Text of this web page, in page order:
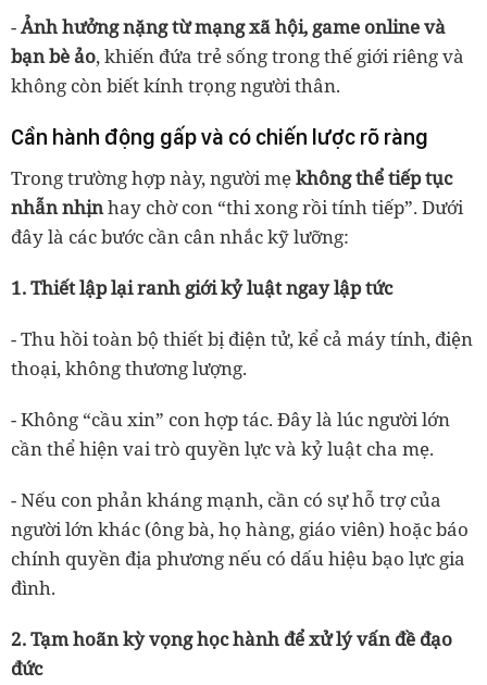
-Ảnh hưởng nặng từ mạng xã hội, game online và
bạn bè ảo, khiến đứa trẻ sống trong thế giới riêng và
không còn biết kính trọng người thân.
Cần hành động gấp và có chiến lược rõ ràng
Trong trường hợp này, người mẹkhông thể tiếp tục
nhẫn nhịnhay chờ con “thi xong rồi tính tiếp”. Dưới
đây là các bước cần cân nhắc kỹ lưỡng:
1.Thiết lập lại ranh giới kỷ luật ngay lập tức
- Thu hồi toàn bộ thiết bị điện tử, kể cả máy tính, điện
thoại, không thương lượng.
- Không “cầu xin” con hợp tác. Đây là lúc người lớn
cần thể hiện vai trò quyền lực và kỷ luật cha mẹ.
- Nếu con phản kháng mạnh, cần có sự hỗ trợ của
người lớn khác (ông bà, họ hàng, giáo viên) hoặc báo
chính quyền địa phương nếu có dấu hiệu bạo lực gia
đình.
2.Tạm hoãn kỳ vọng học hành để xử lý vấn đề đạo
đức